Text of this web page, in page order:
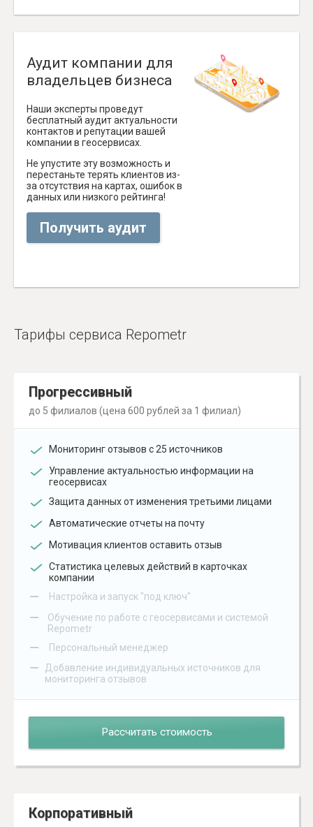
Аудит компании для
владельцев бизнеса
Наши эксперты проведут
бесплатный аудит актуальности
контактов и репутации вашей
компании в геосервисах.
Не упустите эту возможность и
перестаньте терять клиентов из-
за отсутствия на картах, ошибок в
данных или низкого рейтинга!
Получить аудит
Тарифы сервиса Repometr
Прогрессивный
до 5 филиалов (цена 600 рублей за 1 филиал)
Мониторинг отзывов с 25 источников
Управление актуальностью информации на
геосервисах
Защита данных от изменения третьими лицами
Автоматические отчеты на почту
Мотивация клиентов оставить отзыв
Статистика целевых действий в карточках
компании
– Настройка и запуск "под ключ"
–
Обучение по работе с геосервисами и системой
Repometr
– Персональный менеджер
–
Добавление индивидуальных источников для
мониторинга отзывов
Рассчитать стоимость
Корпоративный